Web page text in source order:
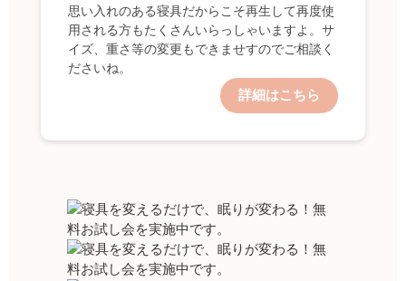
思い入れのある寝具だからこそ再生して再度使
用される方もたくさんいらっしゃいますよ。サ
イズ、重さ等の変更もできませすのでご相談く
ださいね。
詳細はこちら